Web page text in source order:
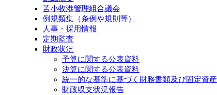
苫小牧港管理組合議会
例規類集（条例や規則等）
人事・採用情報
定期監査
財政状況
予算に関する公表資料
決算に関する公表資料
統一的な基準に基づく財務書類及び固定資
財政収支状況報告